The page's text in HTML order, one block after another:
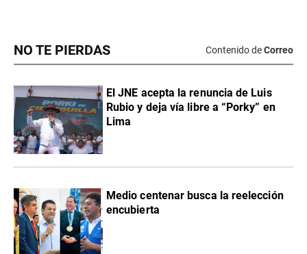
NO TE PIERDAS Contenido deCorreo
El JNE acepta la renuncia de Luis
Rubio y deja vía libre a “Porky” en
Lima
Medio centenar busca la reelección
encubierta